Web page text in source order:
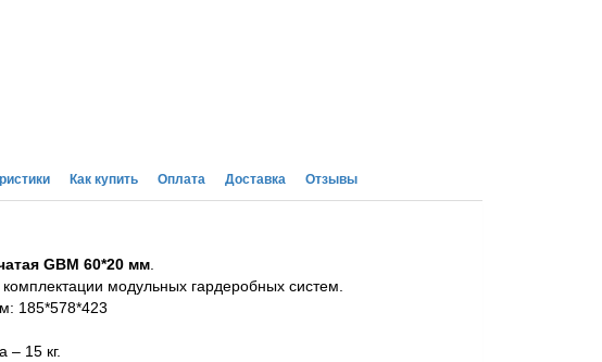
Как купить Оплата Доставка Отзывы
GBM 60*20 мм.
модульных гардеробных систем.
185*578*423
– 15 кг.